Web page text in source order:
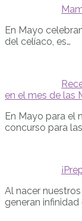
En Mayo
del celíaco, es…
en el mes de las
En Mayo para el
concurso para
Al nacer
generan